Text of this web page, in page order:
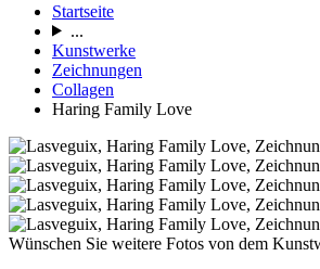
Startseite
...
Kunstwerke
Zeichnungen
Collagen
Haring Family Love
Wünschen Sie weitere Fotos von dem